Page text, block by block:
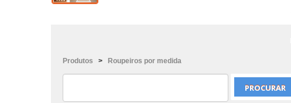
Produtos > Roupeiros por medida